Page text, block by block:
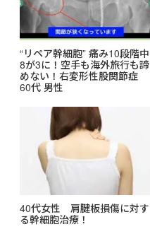
“リペア幹細胞” 痛み10段階中
8が3に！空手も海外旅行も諦
めない！右変形性股関節症
60代 男性
40代女性 肩腱板損傷に対す
る幹細胞治療！